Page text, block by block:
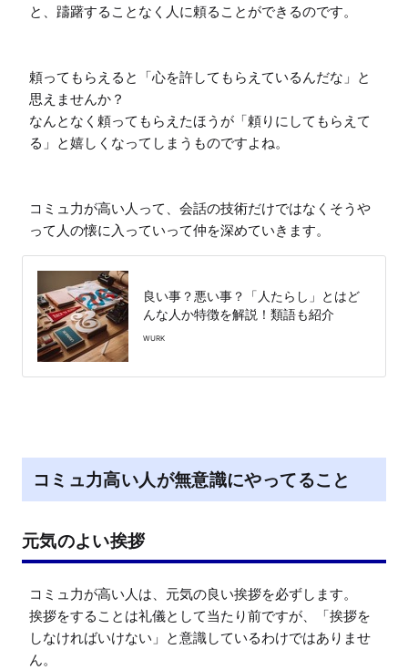
と、躊躇することなく人に頼ることができるのです。
頼ってもらえると「心を許してもらえているんだな」と
思えませんか？
なんとなく頼ってもらえたほうが「頼りにしてもらえて
る」と嬉しくなってしまうものですよね。
コミュ力が高い人って、会話の技術だけではなくそうや
って人の懐に入っていって仲を深めていきます。
良い事？悪い事？「人たらし」とはど
んな人か特徴を解説！類語も紹介
WURK
コミュ力高い人が無意識にやってること
元気のよい挨拶
コミュ力が高い人は、元気の良い挨拶を必ずします。
挨拶をすることは礼儀として当たり前ですが、「挨拶を
しなければいけない」と意識しているわけではありませ
ん。